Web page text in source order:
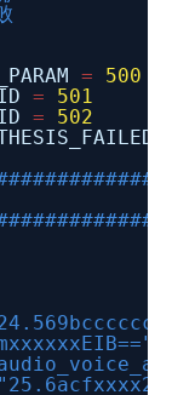
=
500
=
501
=
502